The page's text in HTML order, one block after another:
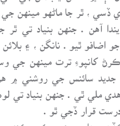
ڏسي ، ٿر جا ماڻهو مينهن جي
آهن . جنهن بنياد تي ٿر
اضافو ٿيو . نانگن ، ۽
ڪرڻ کانپوءِ ترت مينهن جي
جديد سائنس جي روشني ۾ هن
ملي ٿي . جنهن بنياد تي
قرار ڏجي ٿو .
هاري ٻني۾ڪم ڪندي